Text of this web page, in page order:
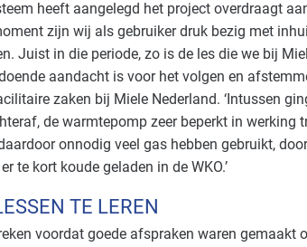
heeft aangelegd het project overdraagt
zijn wij als gebruiker druk bezig met
Juist in die periode, zo is de les die we bij
aandacht is voor het volgen en
zaken bij Miele Nederland. ‘Intussen
de warmtepomp zeer beperkt in werking
onnodig veel gas hebben gebruikt,
te kort koude geladen in de WKO.’
TE LEREN
voordat goede afspraken waren gemaakt